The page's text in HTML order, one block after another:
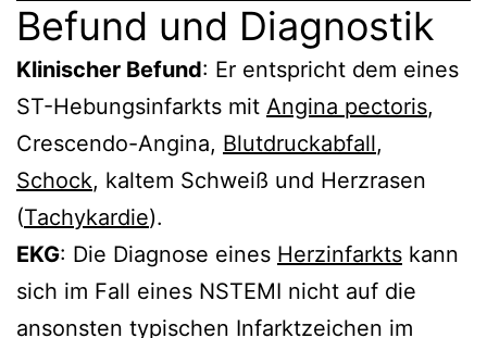
Befund und Diagnostik
Klinischer Befund: Er entspricht dem eines
ST-Hebungsinfarkts mit Angina pectoris,
Crescendo-Angina, Blutdruckabfall,
Schock, kaltem Schweiß und Herzrasen
(Tachykardie).
EKG: Die Diagnose eines Herzinfarkts kann
sich im Fall eines NSTEMI nicht auf die
ansonsten typischen Infarktzeichen im